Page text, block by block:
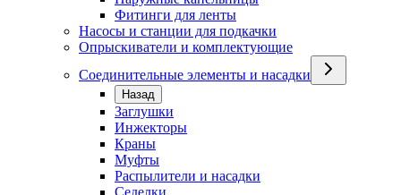
Фитинги для ленты
Насосы и станции для подкачки
Опрыскиватели и комплектующие
Соединительные элементы и насадки
Назад
Заглушки
Инжекторы
Краны
Муфты
Распылители и насадки
Седелки